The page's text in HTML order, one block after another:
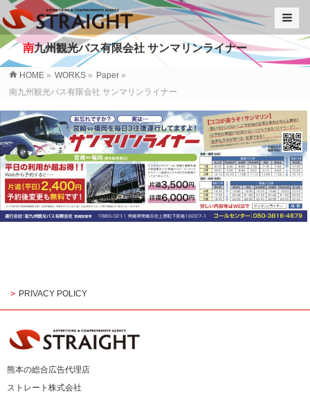
南九州観光バス有限会社 サンマリンライナー
HOME » WORKS » Paper »
南九州観光バス有限会社 サンマリンライナー
PRIVACY POLICY
熊本の総合広告代理店
ストレート株式会社